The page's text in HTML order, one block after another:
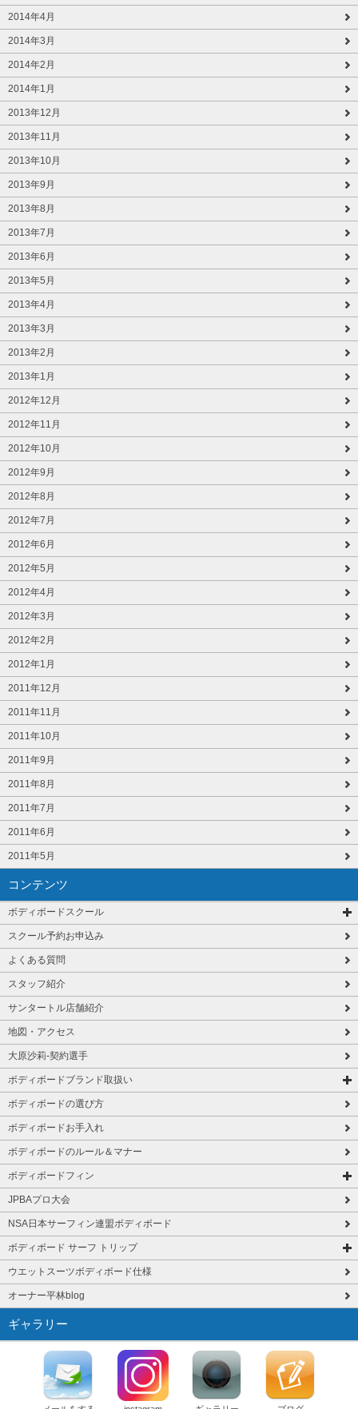
2014年4月
2014年3月
2014年2月
2014年1月
2013年12月
2013年11月
2013年10月
2013年9月
2013年8月
2013年7月
2013年6月
2013年5月
2013年4月
2013年3月
2013年2月
2013年1月
2012年12月
2012年11月
2012年10月
2012年9月
2012年8月
2012年7月
2012年6月
2012年5月
2012年4月
2012年3月
2012年2月
2012年1月
2011年12月
2011年11月
2011年10月
2011年9月
2011年8月
2011年7月
2011年6月
2011年5月
コンテンツ
ボディボードスクール
スクール予約お申込み
よくある質問
スタッフ紹介
サンタートル店舗紹介
地図・アクセス
大原沙莉-契約選手
ボディボードブランド取扱い
ボディボードの選び方
ボディボードお手入れ
ボディボードのルール＆マナー
ボディボードフィン
JPBAプロ大会
NSA日本サーフィン連盟ボディボード
ボディボード サーフ トリップ
ウエットスーツボディボード仕様
オーナー平林blog
ギャラリー